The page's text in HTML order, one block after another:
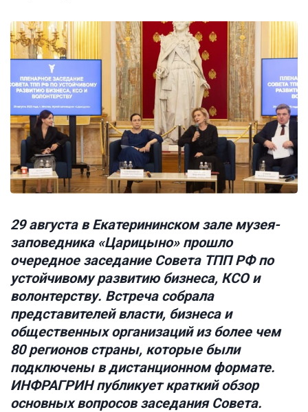
29 августа в Екатерининском зале музея-
заповедника «Царицыно» прошло
очередное заседание Совета ТПП РФ по
устойчивому развитию бизнеса, КСО и
волонтерству. Встреча собрала
представителей власти, бизнеса и
общественных организаций из более чем
80 регионов страны, которые были
подключены в дистанционном формате.
ИНФРАГРИН публикует краткий обзор
основных вопросов заседания Совета.